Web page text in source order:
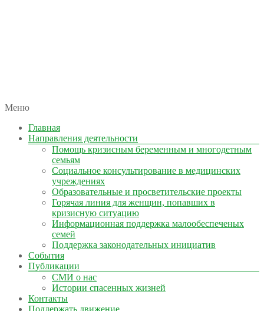
КОЛЫМА — ЗА ЖИЗНЬ
автономная некоммерческая организация
Меню
Главная
Направления деятельности
Помощь кризисным беременным и многодетным
семьям
Социальное консультирование в медицинских
учреждениях
Образовательные и просветительские проекты
Горячая линия для женщин, попавших в
кризисную ситуацию
Информационная поддержка малообеспеченых
семей
Поддержка законодательных инициатив
События
Публикации
СМИ о нас
Истории спасенных жизней
Контакты
Поддержать движение